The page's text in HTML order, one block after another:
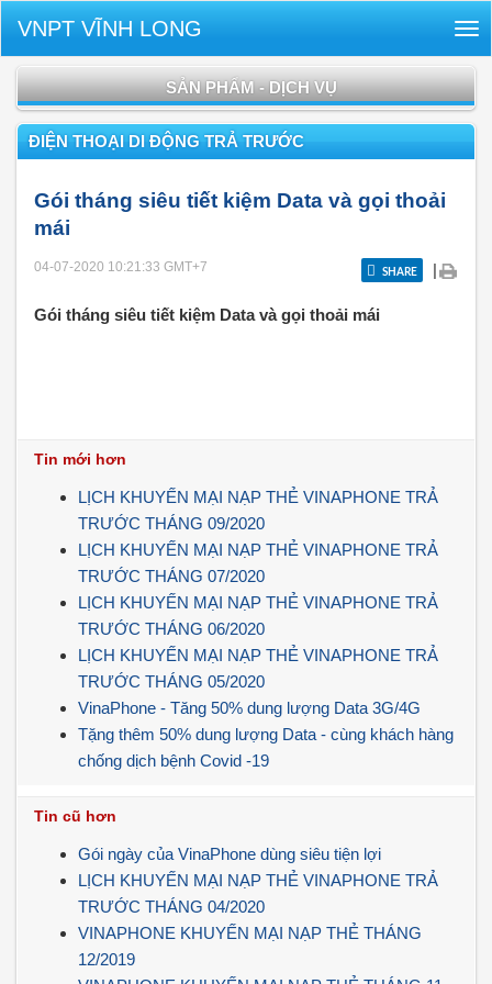
VNPT VĨNH LONG
SẢN PHẨM - DỊCH VỤ
ĐIỆN THOẠI DI ĐỘNG TRẢ TRƯỚC
Gói tháng siêu tiết kiệm Data và gọi thoải
mái
04-07-2020 10:21:33 GMT+7 SHARE |
Gói tháng siêu tiết kiệm Data và gọi thoải mái
Tin mới hơn
LỊCH KHUYẾN MẠI NẠP THẺ VINAPHONE TRẢ
TRƯỚC THÁNG 09/2020
LỊCH KHUYẾN MẠI NẠP THẺ VINAPHONE TRẢ
TRƯỚC THÁNG 07/2020
LỊCH KHUYẾN MẠI NẠP THẺ VINAPHONE TRẢ
TRƯỚC THÁNG 06/2020
LỊCH KHUYẾN MẠI NẠP THẺ VINAPHONE TRẢ
TRƯỚC THÁNG 05/2020
VinaPhone - Tăng 50% dung lượng Data 3G/4G
Tặng thêm 50% dung lượng Data - cùng khách hàng
chống dịch bệnh Covid -19
Tin cũ hơn
Gói ngày của VinaPhone dùng siêu tiện lợi
LỊCH KHUYẾN MẠI NẠP THẺ VINAPHONE TRẢ
TRƯỚC THÁNG 04/2020
VINAPHONE KHUYẾN MẠI NẠP THẺ THÁNG
12/2019